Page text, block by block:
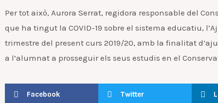
Per tot això, Aurora Serrat, regidora responsable del
que ha tingut la COVID-19 sobre el sistema educatiu,
trimestre del present curs 2019/20, amb la finalitat
a l’alumnat a prosseguir els seus estudis en el
Facebook Twitter